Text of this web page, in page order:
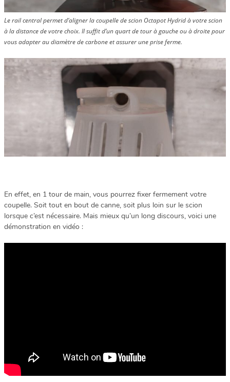
Le rail central permet d’aligner la coupelle de scion Octapot Hydrid à votre scion
à la distance de votre choix. Il suffit d’un quart de tour à gauche ou à droite pour
vous adapter au diamètre de carbone et assurer une prise ferme.
En effet, en 1 tour de main, vous pourrez fixer fermement votre
coupelle. Soit tout en bout de canne, soit plus loin sur le scion
lorsque c’est nécessaire. Mais mieux qu’un long discours, voici une
démonstration en vidéo :